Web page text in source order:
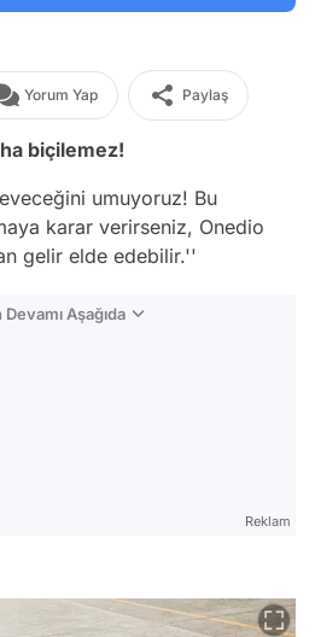
Yorum Yap Paylaş
biçilemez!
umuyoruz! Bu
karar verirseniz, Onedio
gelir elde edebilir.''
Aşağıda
Reklam